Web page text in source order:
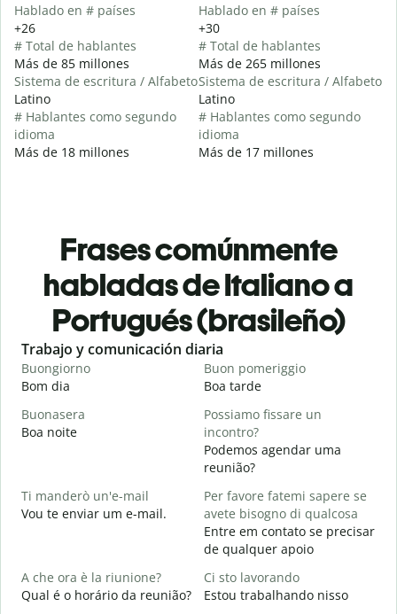
Hablado en # países
+26
# Total de hablantes
Más de 85 millones
Sistema de escritura / Alfabeto
Latino
# Hablantes como segundo
idioma
Más de 18 millones
Hablado en # países
+30
# Total de hablantes
Más de 265 millones
Sistema de escritura / Alfabeto
Latino
# Hablantes como segundo
idioma
Más de 17 millones
Frases comúnmente
habladas de Italiano a
Portugués (brasileño)
Slide 1 of 6
Trabajo y comunicación diaria
Buongiorno
Bom dia
Buon pomeriggio
Boa tarde
Buonasera
Boa noite
Possiamo fissare un
incontro?
Podemos agendar uma
reunião?
Ti manderò un'e-mail
Vou te enviar um e-mail.
Per favore fatemi sapere se
avete bisogno di qualcosa
Entre em contato se precisar
de qualquer apoio
A che ora è la riunione?
Qual é o horário da reunião?
Ci sto lavorando
Estou trabalhando nisso